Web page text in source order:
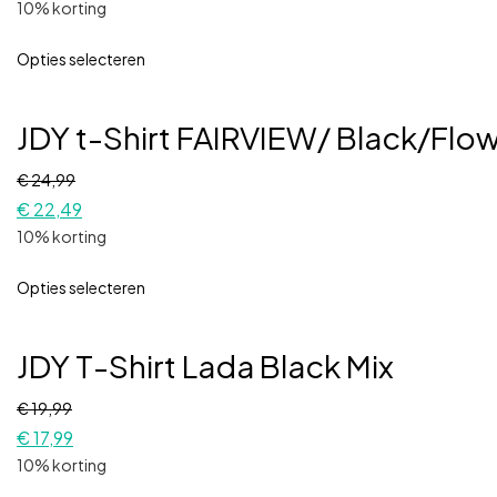
10% korting
Opties selecteren
JDY t-Shirt FAIRVIEW/ Black/
€24,99
€22,49
10% korting
Opties selecteren
JDY T-Shirt Lada Black Mix
€19,99
€17,99
10% korting